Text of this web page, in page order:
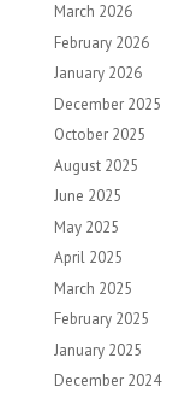
March 2026
February 2026
January 2026
December 2025
October 2025
August 2025
June 2025
May 2025
April 2025
March 2025
February 2025
January 2025
December 2024